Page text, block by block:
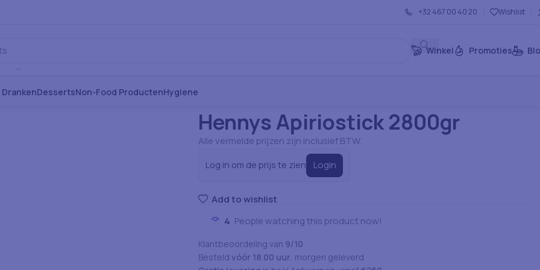
+32 467 00 40 20 Wishlist
Winkel Promoties
DessertsNon-Food ProductenHygiene
Hennys Apiriostick 2800gr
Alle vermelde prijzen zijn inclusief BTW.
Log in om de prijs te zien Login
Add to wishlist
4 People watching this product now!
Klantbeoordeling van 9/10
Besteld vóór 18.00 uur, morgen geleverd